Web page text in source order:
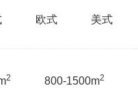
欧式 美式
2 800-1500m2